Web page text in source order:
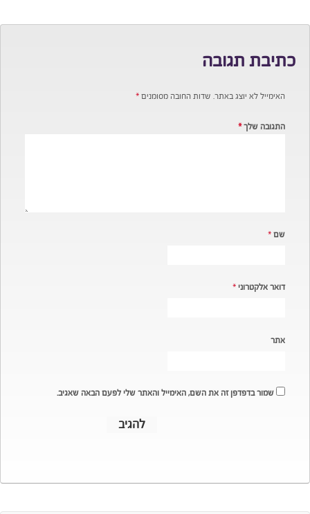
כתיבת תגובה
האימייל לא יוצג באתר. שדות החובה מסומנים*
התגובה שלך*
שם *
דואר אלקטרוני *
אתר
שמור בדפדפן זה את השם, האימייל והאתר שלי לפעם הבאה שאגיב.